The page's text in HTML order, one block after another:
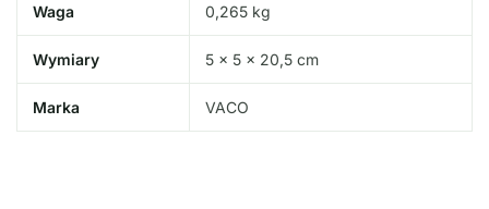
Waga 0,265 kg
Wymiary 5 × 5 × 20,5 cm
Marka VACO